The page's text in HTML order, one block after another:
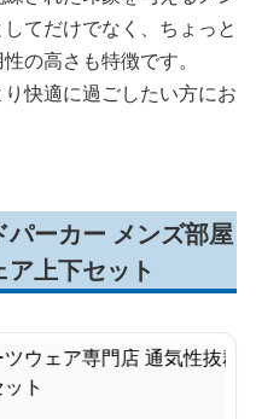
てだけでなく、ちょっと
の高さも特徴です。
快適に過ごしたい方にお
ーカー メンズ部屋
上下セット